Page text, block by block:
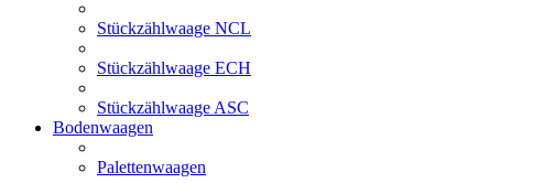
Stückzählwaage NCL
Stückzählwaage ECH
Stückzählwaage ASC
Bodenwaagen
Palettenwaagen